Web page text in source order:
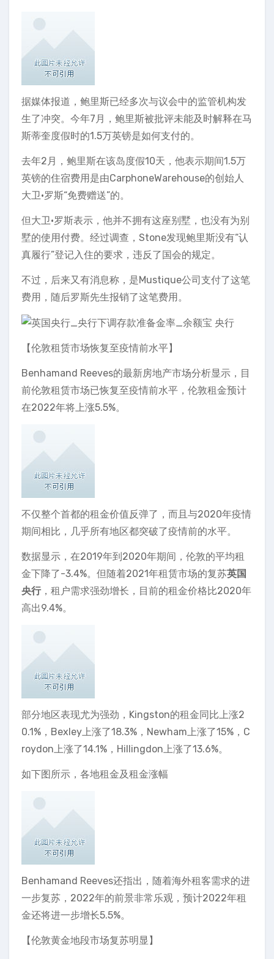
据媒体报道，鲍里斯已经多次与议会中的监管机构发
生了冲突。今年7月，鲍里斯被批评未能及时解释在马
斯蒂奎度假时的1.5万英镑是如何支付的。
去年2月，鲍里斯在该岛度假10天，他表示期间1.5万
英镑的住宿费用是由CarphoneWarehouse的创始人
大卫·罗斯“免费赠送”的。
但大卫·罗斯表示，他并不拥有这座别墅，也没有为别
墅的使用付费。经过调查，Stone发现鲍里斯没有“认
真履行”登记入住的要求，违反了国会的规定。
不过，后来又有消息称，是Mustique公司支付了这笔
费用，随后罗斯先生报销了这笔费用。
【伦敦租赁市场恢复至疫情前水平】
Benhamand Reeves的最新房地产市场分析显示，目
前伦敦租赁市场已恢复至疫情前水平，伦敦租金预计
在2022年将上涨5.5%。
不仅整个首都的租金价值反弹了，而且与2020年疫情
期间相比，几乎所有地区都突破了疫情前的水平。
数据显示，在2019年到2020年期间，伦敦的平均租
金下降了-3.4%。但随着2021年租赁市场的复苏英国
央行，租户需求强劲增长，目前的租金价格比2020年
高出9.4%。
部分地区表现尤为强劲，Kingston的租金同比上涨2
0.1%，Bexley上涨了18.3%，Newham上涨了15%，C
roydon上涨了14.1%，Hillingdon上涨了13.6%。
如下图所示，各地租金及租金涨幅
Benhamand Reeves还指出，随着海外租客需求的进
一步复苏，2022年的前景非常乐观，预计2022年租
金还将进一步增长5.5%。
【伦敦黄金地段市场复苏明显】